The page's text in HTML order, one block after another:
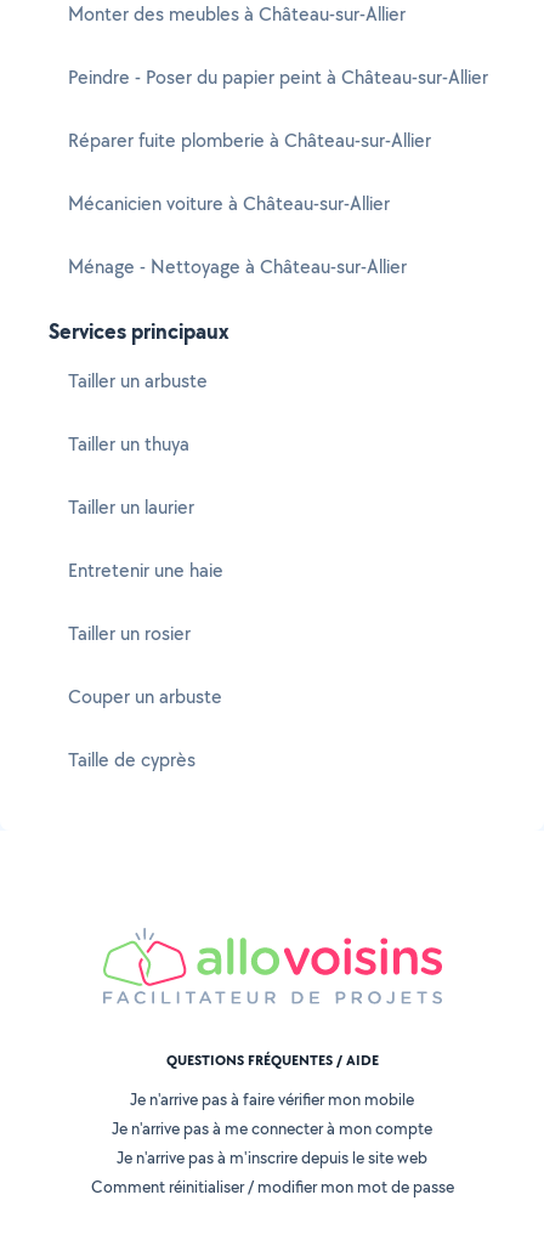
Monter des meubles à Château-sur-Allier
Peindre - Poser du papier peint à Château-sur-Allier
Réparer fuite plomberie à Château-sur-Allier
Mécanicien voiture à Château-sur-Allier
Ménage - Nettoyage à Château-sur-Allier
Services principaux
Tailler un arbuste
Tailler un thuya
Tailler un laurier
Entretenir une haie
Tailler un rosier
Couper un arbuste
Taille de cyprès
QUESTIONS FRÉQUENTES / AIDE
Je n'arrive pas à faire vérifier mon mobile
Je n'arrive pas à me connecter à mon compte
Je n'arrive pas à m'inscrire depuis le site web
Comment réinitialiser / modifier mon mot de passe